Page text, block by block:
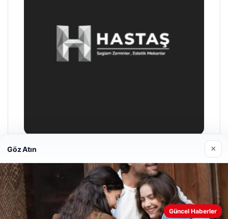
29/04/2026
Web sitemizi nasıl kullandığınızı daha iyi anlayabilmek,
Göz Atın ×
Güncel Haberler